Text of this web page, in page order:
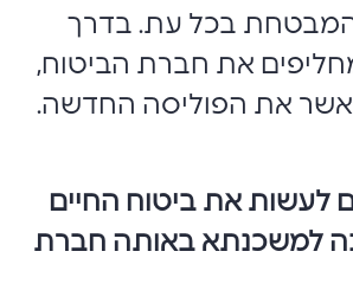
בכל עת. בדרך
את חברת הביטוח,
את הפוליסה החדשה.
לעשות את ביטוח החיים
למשכנתא באותה חברת